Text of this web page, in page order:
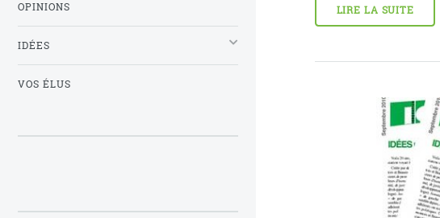
LIRE LA SUITE
OPINIONS
IDÉES
VOS ÉLUS